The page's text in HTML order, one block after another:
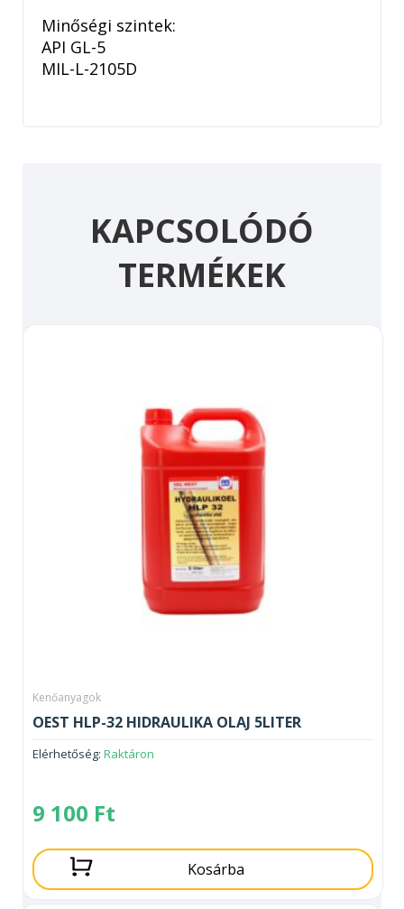
Minőségi szintek:
API GL-5
MIL-L-2105D
KAPCSOLÓDÓ
TERMÉKEK
Kenőanyagok
OEST HLP-32 HIDRAULIKA OLAJ 5LITER
Elérhetőség: Raktáron
9 100 Ft
Kosárba